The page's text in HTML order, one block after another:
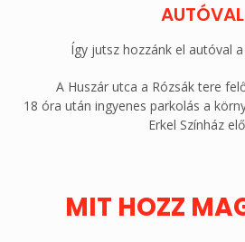
AUTÓVAL
Így jutsz hozzánk el autóval
A Huszár utca a Rózsák tere
18 óra után ingyenes parkolás a
Erkel Színház
MIT HOZZ